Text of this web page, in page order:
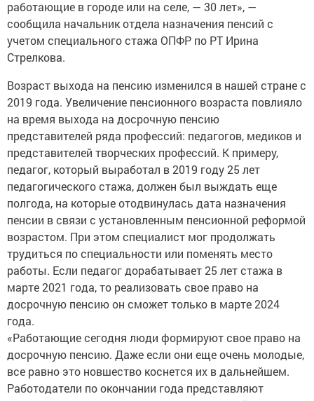
сообщила начальник отдела назначения пенсий с
учетом специального стажа ОПФР по РТ Ирина
Стрелкова.
2019 года. Увеличение пенсионного возраста повлияло
на время выхода на досрочную пенсию
представителей ряда профессий: педагогов, медиков и
представителей творческих профессий. К примеру,
педагог, который выработал в 2019 году 25 лет
педагогического стажа, должен был выждать еще
полгода, на которые отодвинулась дата назначения
пенсии в связи с установленным пенсионной реформой
возрастом. При этом специалист мог продолжать
трудиться по специальности или поменять место
работы. Если педагог дорабатывает 25 лет стажа в
марте 2021 года, то реализовать свое право на
досрочную пенсию он сможет только в марте 2024
года.
«Работающие сегодня люди формируют свое право на
досрочную пенсию. Даже если они еще очень молодые,
все равно это новшество коснется их в дальнейшем.
Работодатели по окончании года представляют
сведения о своих сотрудниках в Пенсионный фонд.